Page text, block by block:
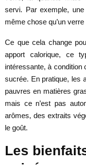
servi. Par exemple,
même chose qu’un
Ce que cela change
apport calorique, ce
intéressante, à condition
sucrée. En pratique, les
pauvres en matières
mais ce n’est pas
arômes, des extraits
le goût.
Les